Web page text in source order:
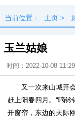
当前位置： 主页 >
玉兰姑娘
时间：2022-10-08
又一次来山城开
赶上阳春四月。“嘀
开窗帘，东边的天际